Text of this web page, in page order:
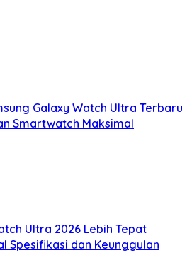
Galaxy Watch Ultra Terbaru
Smartwatch Maksimal
Ultra 2026 Lebih Tepat
Spesifikasi dan Keunggulan